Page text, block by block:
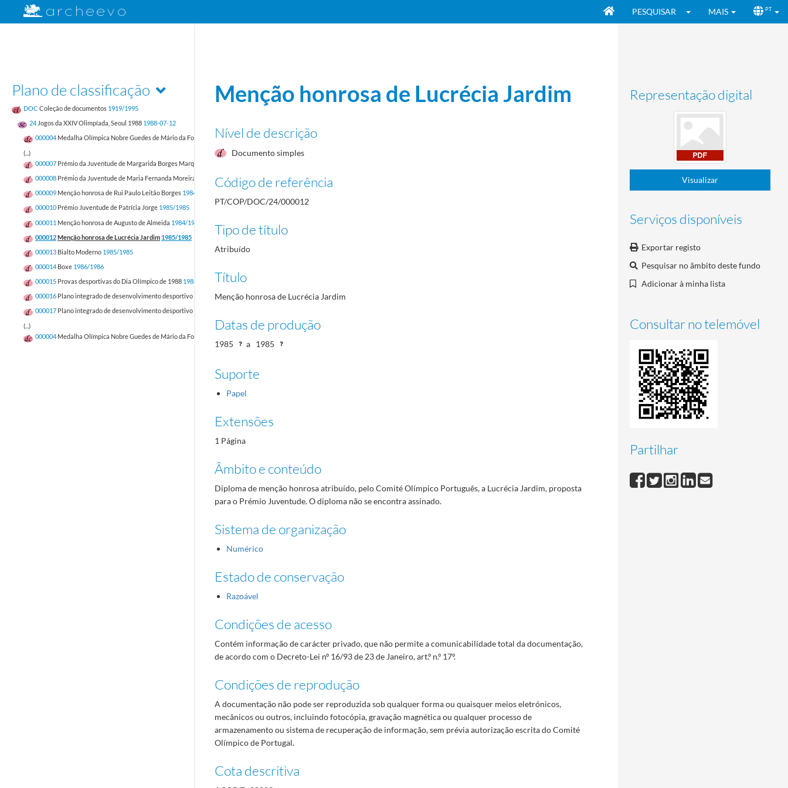
PESQUISAR MAIS PT
Plano de classificação
DOC Coleção de documentos 1919/1995
24 Jogos da XXIV Olimpíada, Seoul 1988 1988-07-12
000004 Medalha Olímpica Nobre Guedes de Mário da Fonseca Alvarenga Rua 1985/1985
(...)
000007 Prémio da Juventude de Margarida Borges Marques do Carmo
000008 Prémio da Juventude de Maria Fernanda Moreira Ribeiro1984/1984
000009 Menção honrosa de Rui Paulo Leitão Borges 1984/1984
000010 Prémio Juventude de Patrícia Jorge 1985/1985
000011 Menção honrosa de Augusto de Almeida 1984/1984
000012Menção honrosa de Lucrécia Jardim 1985/1985
000013 Bialto Moderno 1985/1985
000014 Boxe 1986/1986
000015 Provas desportivas do Dia Olímpico de 1988 1988/1988
000016 Plano integrado de desenvolvimento desportivo - 1987
1987/1987
000017 Plano integrado de desenvolvimento desportivo - 1986
(...)
000004 Medalha Olímpica Nobre Guedes de Mário da Fonseca Alvarenga Rua
Representação digital
Visualizar
Serviços disponíveis
Exportar registo
Pesquisar no âmbito deste fundo
Adicionar à minha lista
Consultar no telemóvel
Partilhar
Menção honrosa de Lucrécia Jardim
Nível de descrição
Documento simples
Código de referência
PT/COP/DOC/24/000012
Tipo de título
Atribuído
Título
Menção honrosa de Lucrécia Jardim
Datas de produção
1985 a 1985
Suporte
Papel
Extensões
1 Página
Âmbito e conteúdo
Diploma de menção honrosa atribuído, pelo Comité Olímpico Português, a Lucrécia Jardim, proposta
para o Prémio Juventude. O diploma não se encontra assinado.
Sistema de organização
Numérico
Estado de conservação
Razoável
Condições de acesso
Contém informação de carácter privado, que não permite a comunicabilidade total da documentação,
de acordo com o Decreto-Lei nº 16/93 de 23 de Janeiro, art.º n.º 17º.
Condições de reprodução
A documentação não pode ser reproduzida sob qualquer forma ou quaisquer meios eletrónicos,
mecânicos ou outros, incluindo fotocópia, gravação magnética ou qualquer processo de
armazenamento ou sistema de recuperação de informação, sem prévia autorização escrita do Comité
Olímpico de Portugal.
Cota descritiva